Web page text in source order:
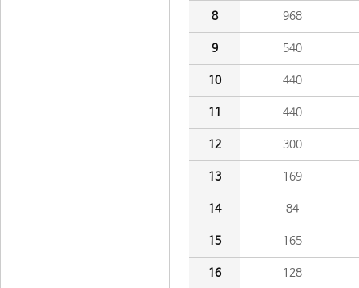
8 968
9 540
10 440
11 440
12 300
13 169
14 84
15 165
16 128